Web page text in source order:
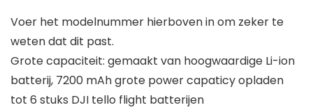
Voer het modelnummer hierboven in om zeker te
weten dat dit past.
Grote capaciteit: gemaakt van hoogwaardige Li-ion
batterij, 7200 mAh grote power capaticy opladen
tot 6 stuks DJI tello flight batterijen